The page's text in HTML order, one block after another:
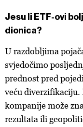
Jesu li ETF-ovi
dionica?
U razdobljima
svjedočimo
prednost pred
veću
kompanije može
rezultata ili